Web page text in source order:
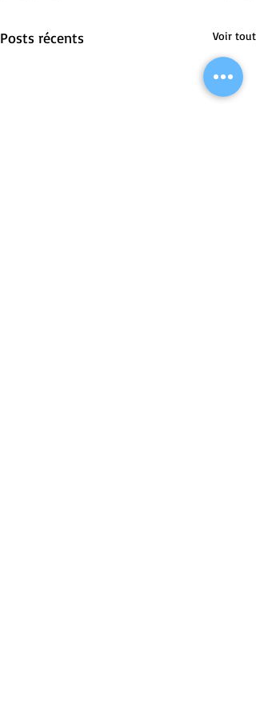
Posts récents Voir tout